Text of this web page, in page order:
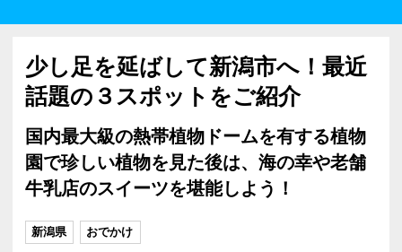
少し足を延ばして新潟市へ！最近
話題の３スポットをご紹介
国内最大級の熱帯植物ドームを有する植物
園で珍しい植物を見た後は、海の幸や老舗
牛乳店のスイーツを堪能しよう！
新潟県 おでかけ